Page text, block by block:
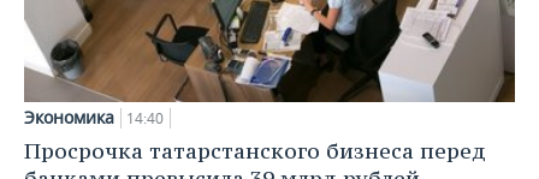
Экономика 14:40
Просрочка татарстанского бизнеса перед